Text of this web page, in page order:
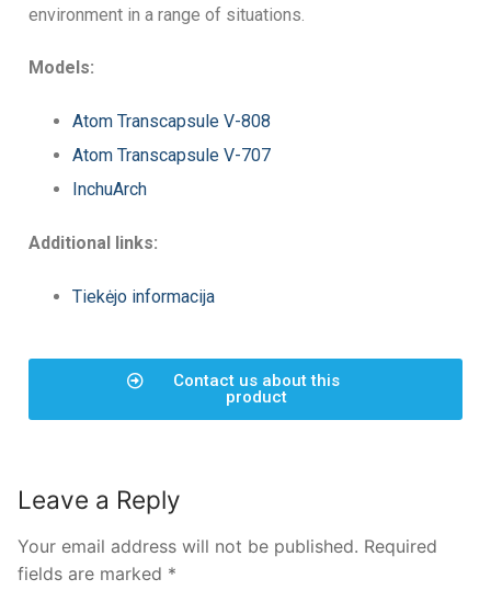
environment in a range of situations.
Models:
Atom Transcapsule V-808
Atom Transcapsule V-707
InchuArch
Additional links:
Tiekėjo informacija
Contact us about this
product
Leave a Reply
Your email address will not be published. Required
fields are marked *